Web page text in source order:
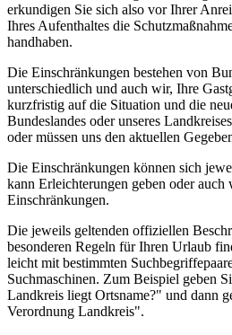
erkundigen Sie sich also vor Ihrer
Ihres Aufenthaltes die
handhaben.
Die Einschränkungen bestehen von
unterschiedlich und auch wir, Ihre
kurzfristig auf die Situation und die
Bundeslandes oder unseres
oder müssen uns den aktuellen
Die Einschränkungen können sich
kann Erleichterungen geben oder auch
Einschränkungen.
Die jeweils geltenden offiziellen
besonderen Regeln für Ihren Urlaub
leicht mit bestimmten
Suchmaschinen. Zum Beispiel geben
Landkreis liegt Ortsname?" und dann
Verordnung Landkreis".